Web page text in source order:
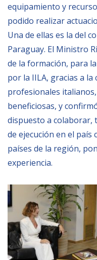
equipamiento y
podido realizar
Una de ellas es la del
Paraguay. El Ministro
de la formación, para
por la IILA, gracias a
profesionales
beneficiosas, y
dispuesto a colaborar,
de ejecución en el país
países de la región,
experiencia.